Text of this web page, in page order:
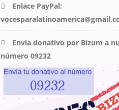
Enlace PayPal:
Envía donativo por Bizum a
número 09232